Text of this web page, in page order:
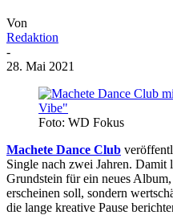
Von
Redaktion
-
28. Mai 2021
Foto: WD Fokus
Machete Dance Club
Single nach zwei Jahren. Damit
Grundstein für ein neues
erscheinen soll, sondern
die lange kreative Pause